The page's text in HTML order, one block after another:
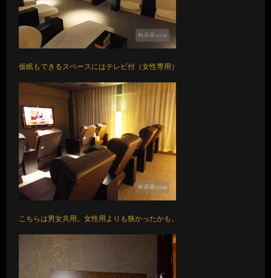
仮眠もできるスペースにはテレビ付（女性専用）
こちらは男女共用。女性用よりも狭かったかも。